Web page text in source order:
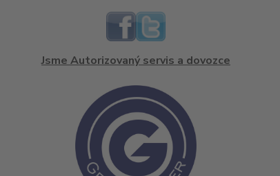
Jsme Autorizovaný servis a dovozce